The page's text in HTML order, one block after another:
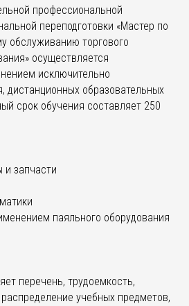
профессиональной
переподготовки «Мастер по
обслуживанию торгового
осуществляется
исключительно
дистанционных образовательных
срок обучения составляет 250
и запчасти
паяльного оборудования
перечень, трудоемкость,
учебных предметов,